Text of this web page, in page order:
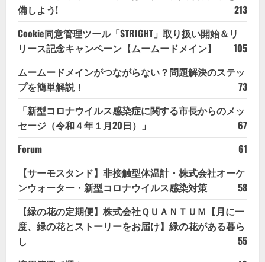
備しよう!
213
Cookie同意管理ツール「STRIGHT」取り扱い開始＆リ
リース記念キャンペーン【ムームードメイン】
105
ムームードメインがつながらない？問題解決のステッ
プを簡単解説！
73
「新型コロナウイルス感染症に関する市長からのメッ
セージ（令和４年１月20日）」
67
Forum
61
【サーモスタンド】非接触型体温計・株式会社オーケ
ンウォーター・新型コロナウイルス感染対策
58
【緑の花の定期便】株式会社ＱＵＡＮＴＵＭ【月に一
度、緑の花とストーリーをお届け】緑の花がある暮ら
し
55